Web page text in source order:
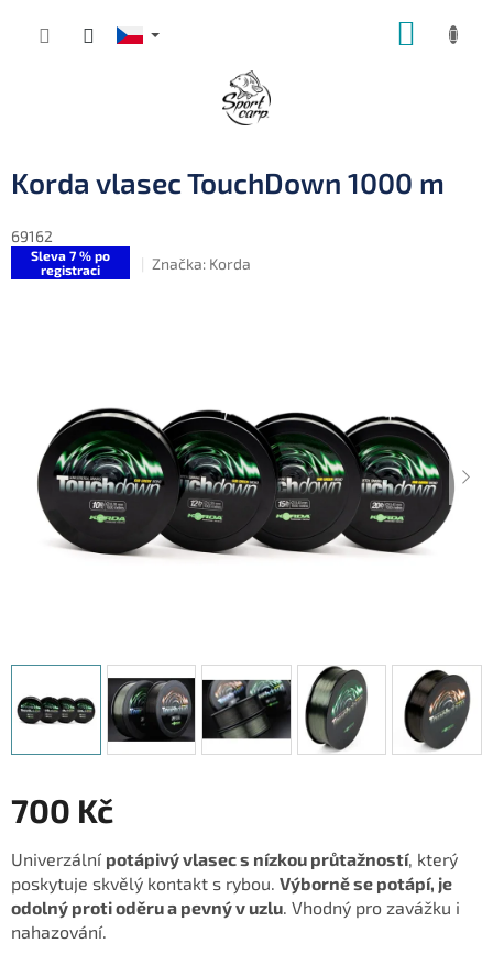
Korda vlasec TouchDown 1000 m
69162
Sleva 7 % po
registraci
Značka: Korda
700 Kč
cena:
Univerzální potápivý vlasec s nízkou průtažností, který
poskytuje skvělý kontakt s rybou. Výborně se potápí, je
odolný proti oděru a pevný v uzlu. Vhodný pro zavážku i
nahazování.